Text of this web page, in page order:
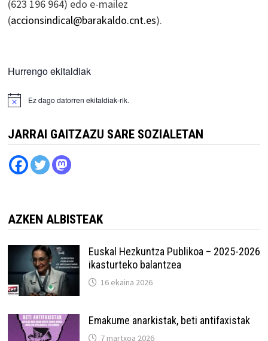
(623 196 964) edo e-mailez
(accionsindical@barakaldo.cnt.es).
Hurrengo ekitaldiak
Ez dago datorren ekitaldiak-rik.
JARRAI GAITZAZU SARE SOZIALETAN
AZKEN ALBISTEAK
Euskal Hezkuntza Publikoa – 2025-2026
ikasturteko balantzea
16 ekaina 2026
Emakume anarkistak, beti antifaxistak
7 martxoa 2026